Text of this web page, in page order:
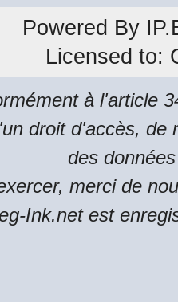
Powered By
Licensed to:
à l'article
droit d'accès, de
des
merci de
Ink.net est